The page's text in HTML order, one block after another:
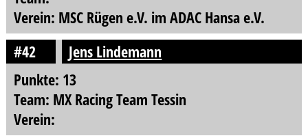
Verein: MSC Rügen e.V. im ADAC Hansa e.V.
#42
Jens Lindemann
Punkte: 13
Team: MX Racing Team Tessin
Verein: